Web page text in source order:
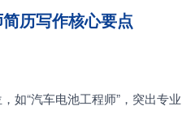
历写作核心要点
如“汽车电池工程师”，突出专业